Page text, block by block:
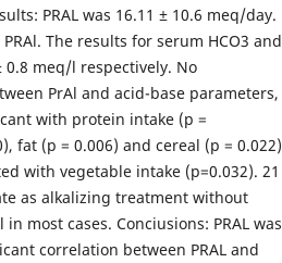
PRAL was 16.11 ± 10.6 meq/day.
The results for serum HCO3 and
0.8 meq/l respectively. No
PrAl and acid-base parameters,
with protein intake (p =
fat (p = 0.006) and cereal (p = 0.022)
with vegetable intake (p=0.032). 21
as alkalizing treatment without
most cases. Conciusions: PRAL was
correlation between PRAL and